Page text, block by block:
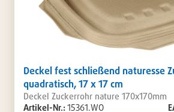
Deckel fest schließend naturesse
quadratisch, 17 x 17 cm
Deckel Zuckerrohr nature 170x170mm
Artikel-Nr.:15361.WO